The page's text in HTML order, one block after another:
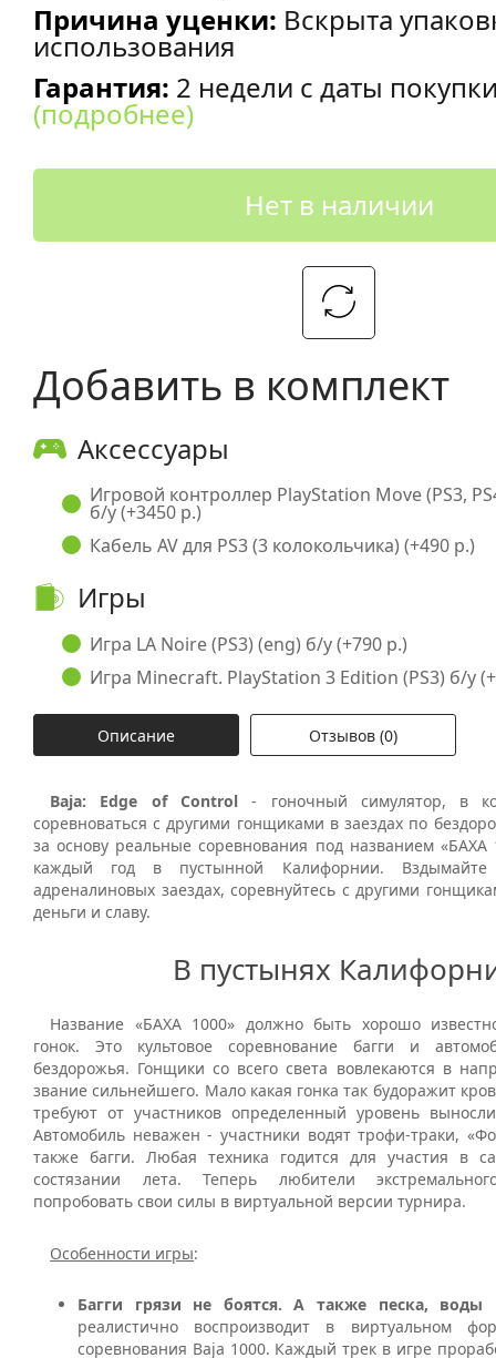
Причина уценки: Вскрыта
использования
Гарантия: 2 недели с даты
(подробнее)
Нет в наличии
Добавить в комплект
Аксессуары
Игровой контроллер PlayStation Move (PS3,
б/у (+3450 р.)
Кабель AV для PS3 (3 колокольчика) (+490 р.)
Игры
Игра LA Noire (PS3) (eng) б/у (+790 р.)
Игра Minecraft. PlayStation 3 Edition (PS3) б/у
Описание Отзывов (0)
Baja: Edge of Control- гоночный симулятор, в
соревноваться с другими гонщиками в заездах по
за основу реальные соревнования под названием «БАХА
каждый год в пустынной Калифорнии.
адреналиновых заездах, соревнуйтесь с другими
деньги и славу.
В пустынях
Название «БАХА 1000» должно быть хорошо
гонок. Это культовое соревнование багги и
бездорожья. Гонщики со всего света вовлекаются в
звание сильнейшего. Мало какая гонка так будоражит
требуют от участников определенный уровень
Автомобиль неважен - участники водят трофи-траки,
также багги. Любая техника годится для участия в
состязании лета. Теперь любители
попробовать свои силы в виртуальной версии турнира.
Особенности игры:
Багги грязи не боятся. А также песка,
реалистично воспроизводит в виртуальном
соревнования Baja 1000. Каждый трек в игре